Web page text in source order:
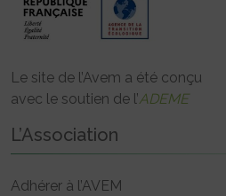
Le site de l’Avem a été conçu
avec le soutien de l’ADEME
L’Association
Adhérer à l’AVEM